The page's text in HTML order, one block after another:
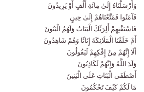
وَأَرْسَلْنَاهُ إِلَىٰ مِائَةِ أَلْفٍ أَوْ يَزِيدُونَ
فَآمَنُوا فَمَتَّعْنَاهُمْ إِلَىٰ حِينٍ
فَاسْتَفْتِهِمْ أَلِرَبِّكَ الْبَنَاتُ وَلَهُمُ الْبَنُونَ
أَمْ خَلَقْنَا الْمَلَائِكَةَ إِنَاثًا وَهُمْ شَاهِدُونَ
أَلَا إِنَّهُمْ مِنْ إِفْكِهِمْ لَيَقُولُونَ
وَلَدَ اللَّهُ وَإِنَّهُمْ لَكَاذِبُونَ
أَصْطَفَى الْبَنَاتِ عَلَى الْبَنِينَ
مَا لَكُمْ كَيْفَ تَحْكُمُونَ